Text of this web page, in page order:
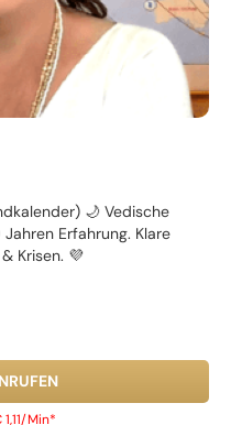
🌙 Vedische
Erfahrung. Klare
Krisen. 💜
Min*